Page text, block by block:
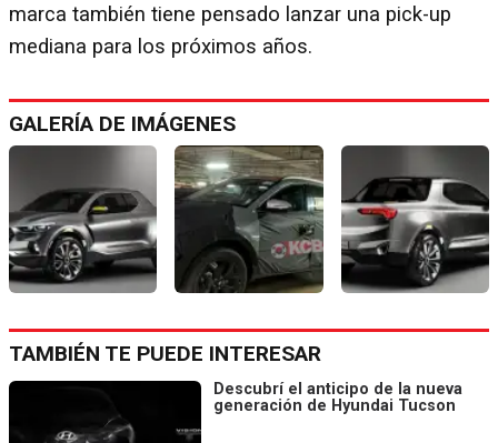
marca también tiene pensado lanzar una pick-up
mediana para los próximos años.
GALERÍA DE IMÁGENES
TAMBIÉN TE PUEDE INTERESAR
Descubrí el anticipo de la nueva
generación de Hyundai Tucson